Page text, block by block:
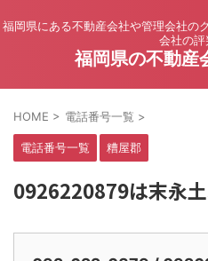
福岡県にある不動産会社や管理会社の
会社の評
福岡県の不動産
HOME > 電話番号一覧 >
電話番号一覧 糟屋郡
0926220879は末永土